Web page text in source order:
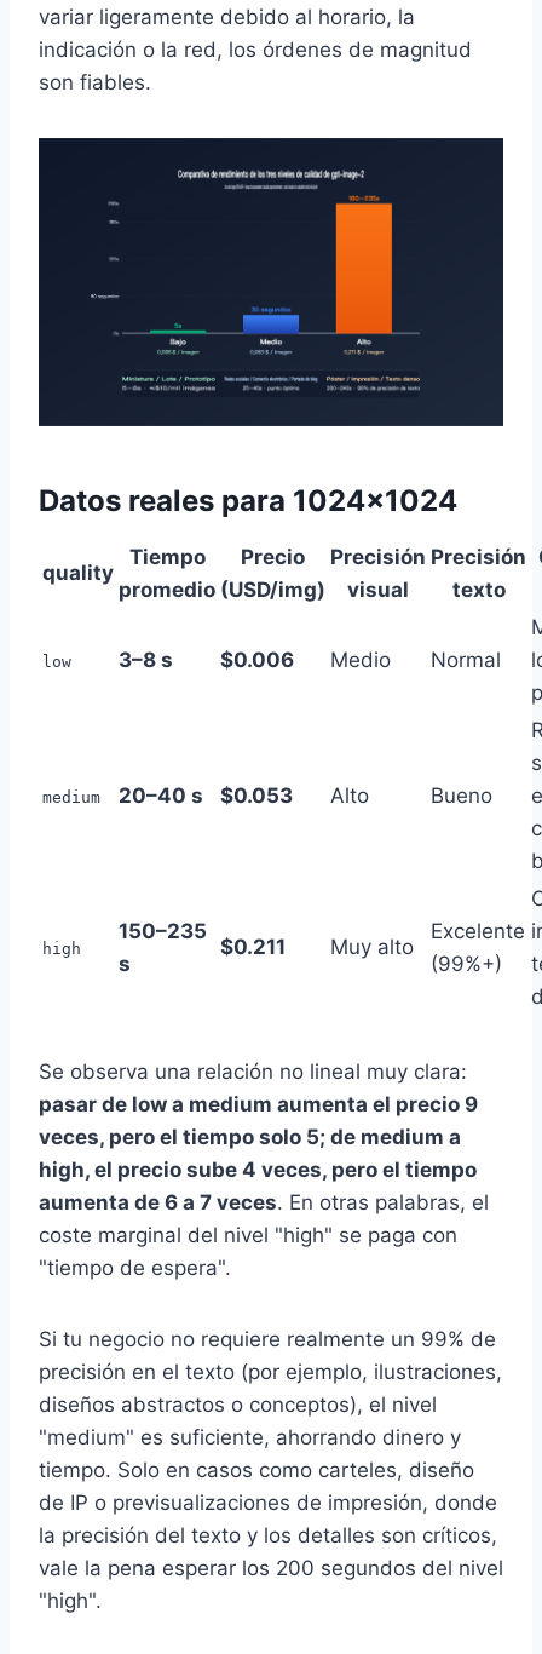
variar ligeramente debido al horario, la
indicación o la red, los órdenes de magnitud
son fiables.
Datos reales para 1024×1024
quality
Tiempo
promedio
Precio
(USD/img)
Precisión
visual
Precisión
texto
low 3–8 s $0.006 Medio Normal
medium 20–40 s $0.053 Alto Bueno
high
150–235
s
$0.211 Muy alto
Excelente
(99%+)
Se observa una relación no lineal muy clara:
pasar de low a medium aumenta el precio 9
veces, pero el tiempo solo 5; de medium a
high, el precio sube 4 veces, pero el tiempo
aumenta de 6 a 7 veces. En otras palabras, el
coste marginal del nivel "high" se paga con
"tiempo de espera".
Si tu negocio no requiere realmente un 99% de
precisión en el texto (por ejemplo, ilustraciones,
diseños abstractos o conceptos), el nivel
"medium" es suficiente, ahorrando dinero y
tiempo. Solo en casos como carteles, diseño
de IP o previsualizaciones de impresión, donde
la precisión del texto y los detalles son críticos,
vale la pena esperar los 200 segundos del nivel
"high".